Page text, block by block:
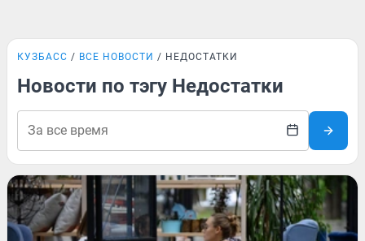
КУЗБАСС ВСЕ НОВОСТИ НЕДОСТАТКИ
Новости по тэгу Недостатки